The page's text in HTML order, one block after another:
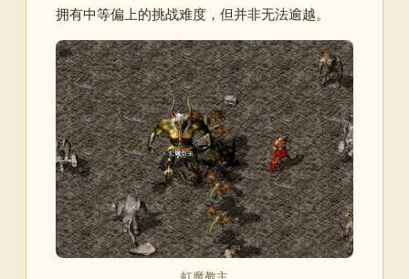
拥有中等偏上的挑战难度，但并非无法逾越。